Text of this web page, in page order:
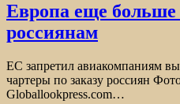
Европа еще больше
россиянам
ЕС запретил авиакомпаниям
чартеры по заказу россиян
Globallookpress.com…